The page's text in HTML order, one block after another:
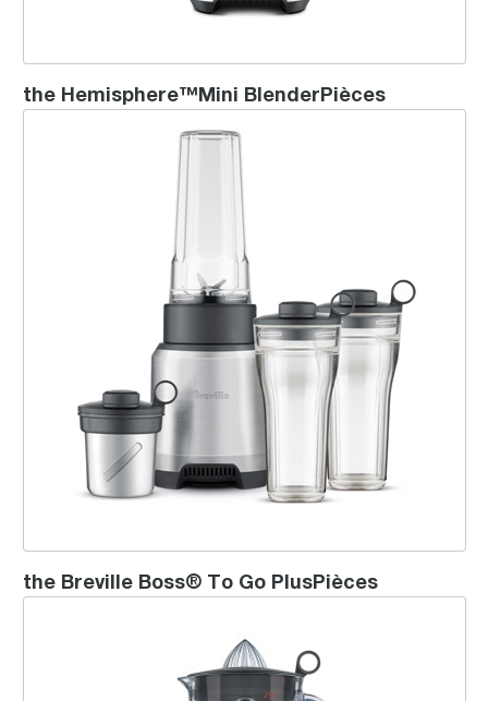
the Hemisphere™Mini BlenderPièces
the Breville Boss® To Go Plus
the Breville Boss® To Go PlusPièces
the Hemisphere™ Twist